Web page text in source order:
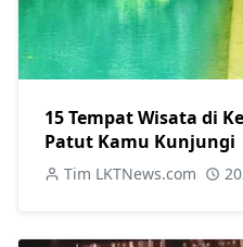
15 Tempat Wisata di
Patut Kamu Kunjungi
Tim LKTNews.com